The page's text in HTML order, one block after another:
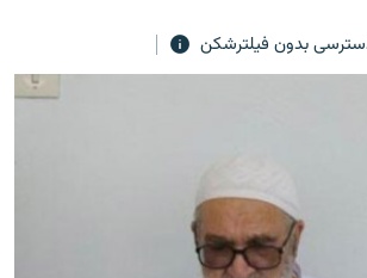
بدون فیلترشکن